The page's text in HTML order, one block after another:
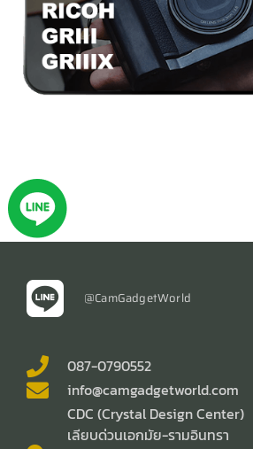
@CamGadgetWorld
087-0790552
info@camgadgetworld.com
CDC (Crystal Design Center)
เลียบด่วนเอกมัย-รามอินทรา